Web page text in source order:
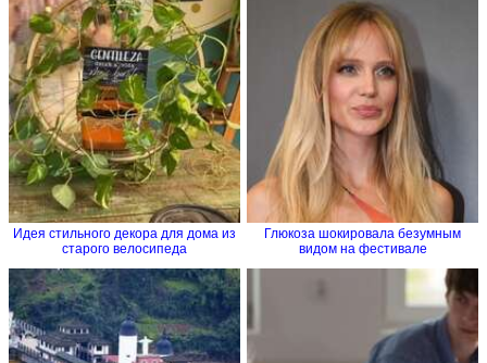
Идея стильного декора для дома из
старого велосипеда
Глюкоза шокировала безумным
видом на фестивале